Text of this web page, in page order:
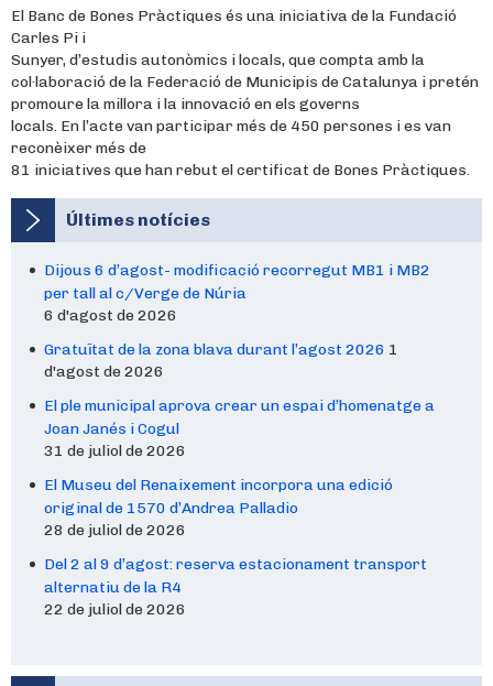
El Banc de Bones Pràctiques és una iniciativa de la Fundació
Carles Pi i
Sunyer, d’estudis autonòmics i locals, que compta amb la
col·laboració de la Federació de Municipis de Catalunya ipretén
promoure la millora i la innovació en els governs
locals. En l’acte van participar més de 450 persones i es van
reconèixer més de
81 iniciatives que han rebut el certificat de Bones Pràctiques.
Últimes notícies
Dijous 6 d’agost- modificació recorregut MB1 i MB2
per tall al c/Verge de Núria
6 d'agost de 2026
Gratuïtat de la zona blava durant l’agost 2026 1
d'agost de 2026
El ple municipal aprova crear un espai d’homenatge a
Joan Janés i Cogul
31 de juliol de 2026
El Museu del Renaixement incorpora una edició
original de 1570 d’Andrea Palladio
28 de juliol de 2026
Del 2 al 9 d’agost: reserva estacionament transport
alternatiu de la R4
22 de juliol de 2026